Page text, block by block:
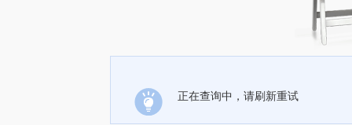
正在查询中，请刷新重试